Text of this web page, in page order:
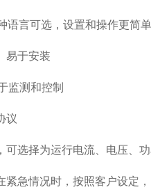
言可选，设置和操作更简
于安装
测和控制
议
选择为运行电流、电压、功
急情况时，按照客户设定，